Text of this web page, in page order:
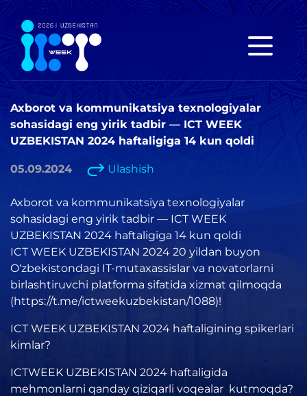
Axborot va kommunikatsiya texnologiyalar
sohasidagi eng yirik tadbir — ICT WEEK
UZBEKISTAN 2024 haftaligiga 14 kun qoldi
05.09.2024 Ulashish
Axborot va kommunikatsiya texnologiyalar
sohasidagi eng yirik tadbir — ICT WEEK
UZBEKISTAN 2024 haftaligiga 14 kun qoldi
ICT WEEK UZBEKISTAN 2024 20 yildan buyon
O‘zbekistondagi IT-mutaxassislar va novatorlarni
birlashtiruvchi platforma sifatida xizmat qilmoqda
(https://t.me/ictweekuzbekistan/1088)!
ICT WEEK UZBEKISTAN 2024 haftaligining spikerlari
kimlar?
ICTWEEK UZBEKISTAN 2024 haftaligida
mehmonlarni qanday qiziqarli voqealar kutmoqda?